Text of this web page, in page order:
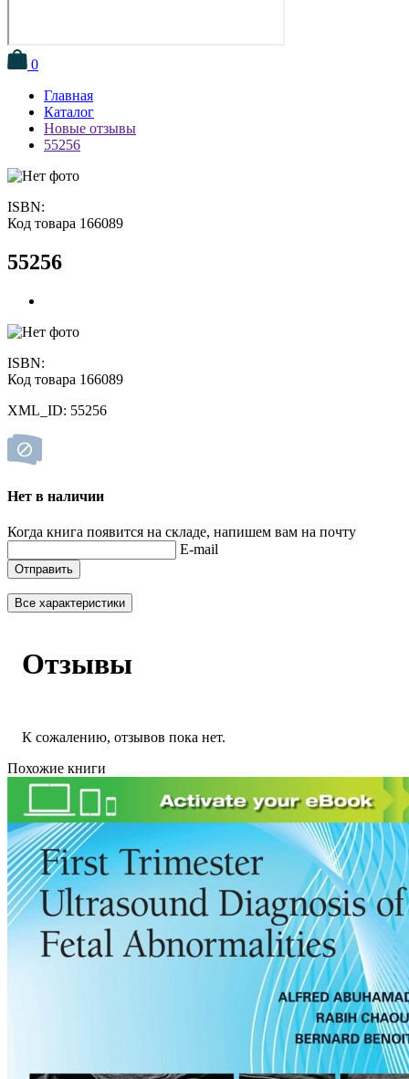
0
Главная
Каталог
Новые отзывы
55256
ISBN:
Код товара 166089
55256
ISBN:
Код товара 166089
XML_ID: 55256
Нет в наличии
Когда книга появится на складе, напишем вам на почту
E-mail
Отправить
Все характеристики
Отзывы
К сожалению, отзывов пока нет.
Похожие книги